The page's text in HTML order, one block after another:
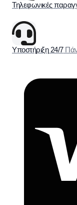
Τηλεφωνικές
Υποστήριξη 24/7